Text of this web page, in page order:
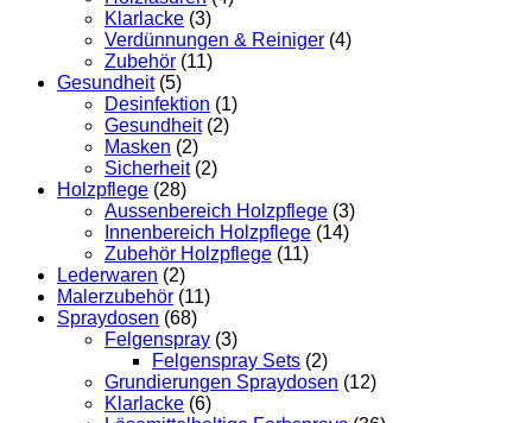
Klarlacke (3)
Verdünnungen & Reiniger (4)
Zubehör (11)
Gesundheit (5)
Desinfektion (1)
Gesundheit (2)
Masken (2)
Sicherheit (2)
Holzpflege (28)
Aussenbereich Holzpflege (3)
Innenbereich Holzpflege (14)
Zubehör Holzpflege (11)
Lederwaren (2)
Malerzubehör (11)
Spraydosen (68)
Felgenspray (3)
Felgenspray Sets (2)
Grundierungen Spraydosen (12)
Klarlacke (6)